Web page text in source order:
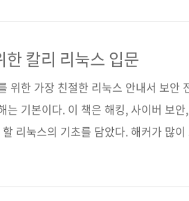
글 클라우드 제품을 사용해본 경험을
게 ..
한 칼리 리눅스 입문
위한 가장 친절한 리눅스 안내서 보안
는 기본이다. 이 책은 해킹, 사이버 보
리눅스의 기초를 담았다. 해커가 많
의 기초를 학습하고 다음 단계로 넘어